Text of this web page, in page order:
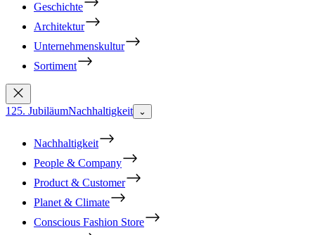
Geschichte
Architektur
Unternehmenskultur
Sortiment
125. JubiläumNachhaltigkeit ⌄
Nachhaltigkeit
People & Company
Product & Customer
Planet & Climate
Conscious Fashion Store